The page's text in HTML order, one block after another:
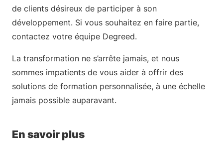
de clients désireux de participer à son
développement. Si vous souhaitez en faire partie,
contactez votre équipe Degreed.
La transformation ne s’arrête jamais, et nous
sommes impatients de vous aider à offrir des
solutions de formation personnalisée, à une échelle
jamais possible auparavant.
En savoir plus